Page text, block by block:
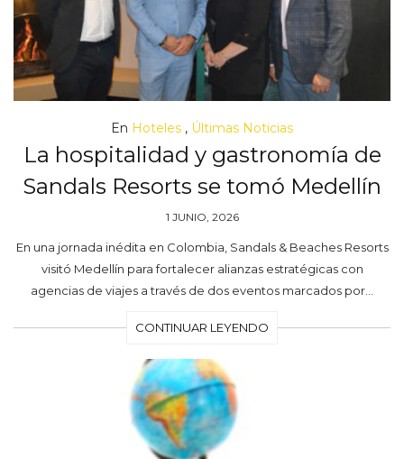
En Hoteles , Últimas Noticias
La hospitalidad y gastronomía de
Sandals Resorts se tomó Medellín
1 JUNIO, 2026
En una jornada inédita en Colombia, Sandals & Beaches Resorts
visitó Medellín para fortalecer alianzas estratégicas con
agencias de viajes a través de dos eventos marcados por…
CONTINUAR LEYENDO